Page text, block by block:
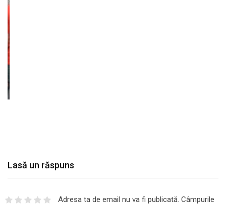
Lasă un răspuns
Adresa ta de email nu va fi publicată. Câmpurile